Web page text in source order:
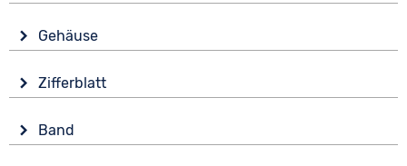
Automatik
Wasserdicht
5 bar
Funktionen
Leuchtzeiger / -ziffern
Gehäuse
Edelstahl
Form
Rund
Zifferblatt
Analog
Band